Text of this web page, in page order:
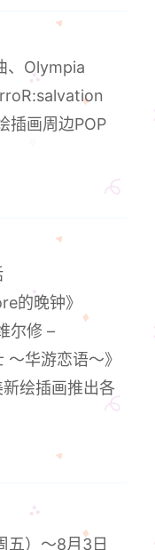
、Оlympia
插画周边POP
的晚钟》
尔修 –
华游恋语～》
绘插画推出各
五）～8月3日